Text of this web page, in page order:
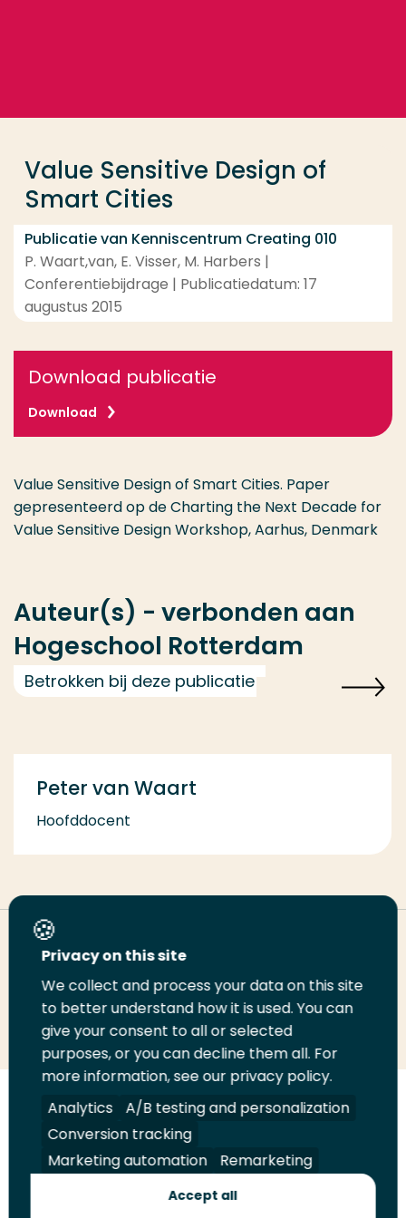
Value Sensitive Design of
Smart Cities
Publicatie van Kenniscentrum Creating 010
P. Waart,van, E. Visser, M. Harbers |
Conferentiebijdrage | Publicatiedatum: 17
augustus 2015
Download publicatie
Download
Value Sensitive Design of Smart Cities. Paper
gepresenteerd op de Charting the Next Decade for
Value Sensitive Design Workshop, Aarhus, Denmark
Auteur(s) - verbonden aan
Hogeschool Rotterdam
Betrokken bij deze publicatie
Peter van Waart
Hoofddocent
Deel deze pagina
Deel
LinkedIn
Deel
op
Twitter
Deel
op
Facebook
Email
deze
pagina
Print
deze
pagina
Volg
ons
op
LinkedIn
Volg
ons
op
Facebook
Volg
ons
op
YouTube
Volg
ons
op
Instagram
Juridisch Security A-Z Index
Contact
Opleiding
Contact
Privacy on this site
We collect and process your data on this site
to better understand how it is used. You can
give your consent to all or selected
purposes, or you can decline them all. For
more information, see our privacy policy.
Analytics
A/B testing and personalization
Conversion tracking
Marketing automation
Remarketing
Accept all